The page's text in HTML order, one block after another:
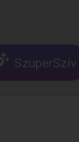
SzuperSzív